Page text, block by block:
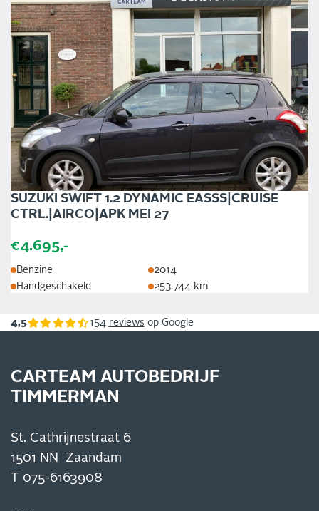
SUZUKI SWIFT 1.2 DYNAMIC EASSS|CRUISE
CTRL.|AIRCO|APK MEI 27
€4.695,-
Benzine
2014
Handgeschakeld
253.744 km
4,5 154 reviews op Google
CARTEAM AUTOBEDRIJF
TIMMERMAN
St. Cathrijnestraat 6
1501 NN Zaandam
075-6163908